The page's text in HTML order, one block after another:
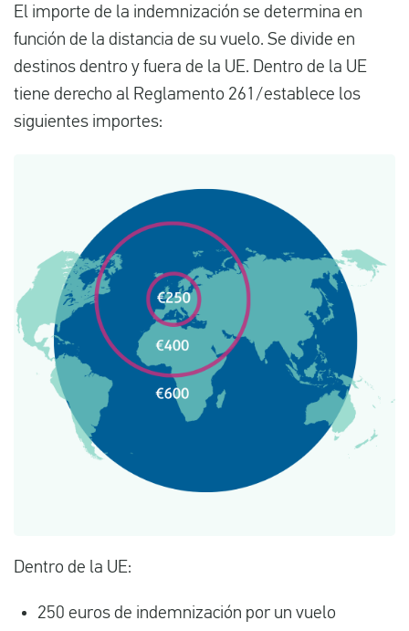
El importe de la indemnización se determina en
función de la distancia de su vuelo. Se divide en
destinos dentro y fuera de la UE. Dentro de la UE
tiene derecho al Reglamento 261/establece los
siguientes importes:
Dentro de la UE:
250 euros de indemnización por un vuelo